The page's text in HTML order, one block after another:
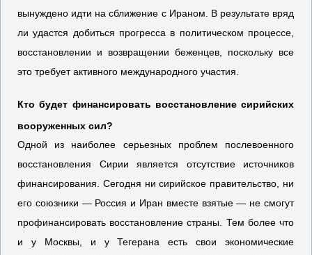
вынуждено идти на сближение с Ираном. В результате вряд
ли удастся добиться прогресса в политическом процессе,
восстановлении и возвращении беженцев, поскольку все
это требует активного международного участия.
Кто будет финансировать восстановление сирийских
вооруженных сил?
Одной из наиболее серьезных проблем послевоенного
восстановления Сирии является отсутствие источников
финансирования. Сегодня ни сирийское правительство, ни
его союзники — Россия и Иран вместе взятые — не смогут
профинансировать восстановление страны. Тем более что
и у Москвы, и у Тегерана есть свои экономические